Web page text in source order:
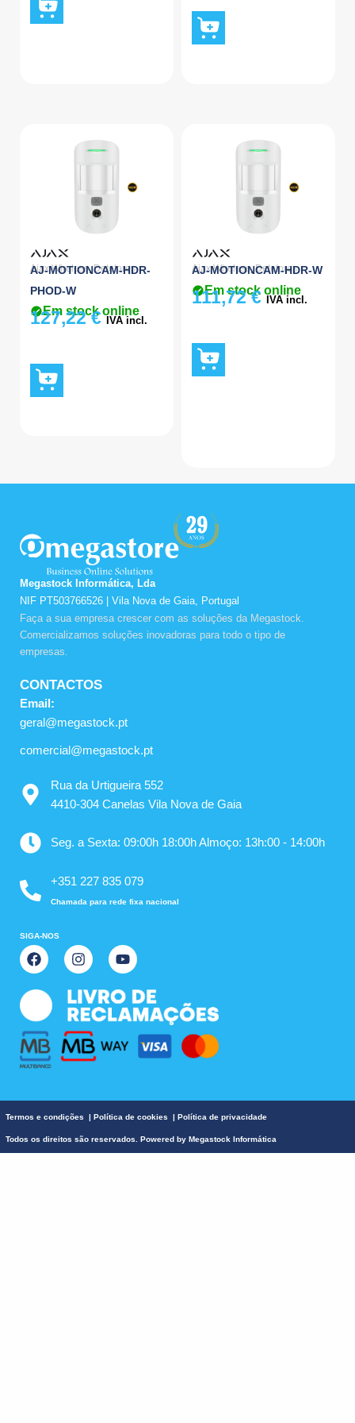
Ajax Wireless,Detetores
AJ-MOTIONCAM-HDR-
PHOD-W
Em stock online
127,22€ IVA incl.
Ajax Wireless,Detetores
AJ-MOTIONCAM-HDR-W
Em stock online
111,72€ IVA incl.
Megastock Informática, Lda
NIF PT503766526 | Vila Nova de Gaia, Portugal
Faça a sua empresa crescer com as soluções da Megastock.
Comercializamos soluções inovadoras para todo o tipo de
empresas.
CONTACTOS
Email:
geral@megastock.pt
comercial@megastock.pt
Rua da Urtigueira 552
4410-304 Canelas Vila Nova de Gaia
Seg. a Sexta: 09:00h 18:00h Almoço: 13h:00 - 14:00h
+351 227 835 079
Chamada para rede fixa nacional
SIGA-NOS
F
a
e
o
o
k
I
n
t
a
g
r
a
m
Y
o
t
u
b
Termos e condições | Política de cookies | Política de privacidade
Todos os direitos são reservados. Powered by Megastock Informática